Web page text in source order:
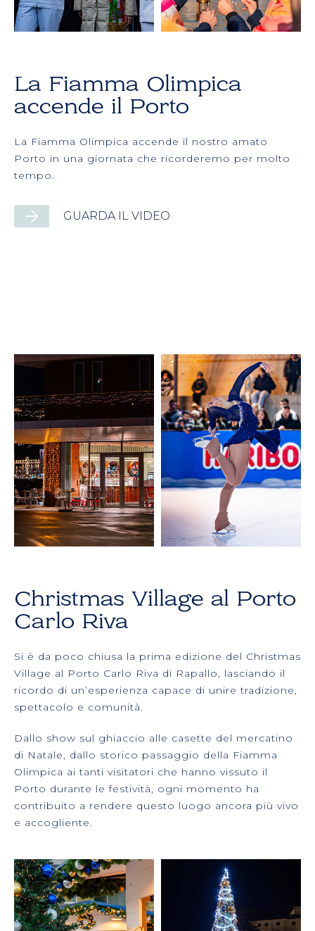
La Fiamma Olimpica
accende il Porto
La Fiamma Olimpica accende il nostro amato
Porto in una giornata che ricorderemo per molto
tempo.
GUARDA IL VIDEO
Christmas Village al Porto
Carlo Riva
Si è da poco chiusa la prima edizione del Christmas
Village al Porto Carlo Riva di Rapallo, lasciando il
ricordo di un’esperienza capace di unire tradizione,
spettacolo e comunità.
Dallo show sul ghiaccio alle casette del mercatino
di Natale, dallo storico passaggio della Fiamma
Olimpica ai tanti visitatori che hanno vissuto il
Porto durante le festività, ogni momento ha
contribuito a rendere questo luogo ancora più vivo
e accogliente.